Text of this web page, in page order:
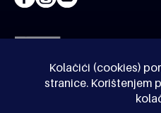
Kolačići (cookies)
stranice. Korištenjem